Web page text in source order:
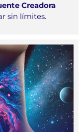
Creadora
sin límites.